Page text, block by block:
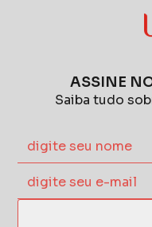
ASSINE
Saiba tudo